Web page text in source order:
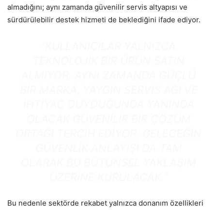
almadığını; aynı zamanda güvenilir servis altyapısı ve
sürdürülebilir destek hizmeti de beklediğini ifade ediyor.
Bu nedenle sektörde rekabet yalnızca donanım özellikleri